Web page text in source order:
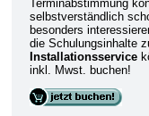
Terminabstimmung
selbstverständlich
besonders
die Schulungsinhalte
Installationsservice
inkl. Mwst. buchen!